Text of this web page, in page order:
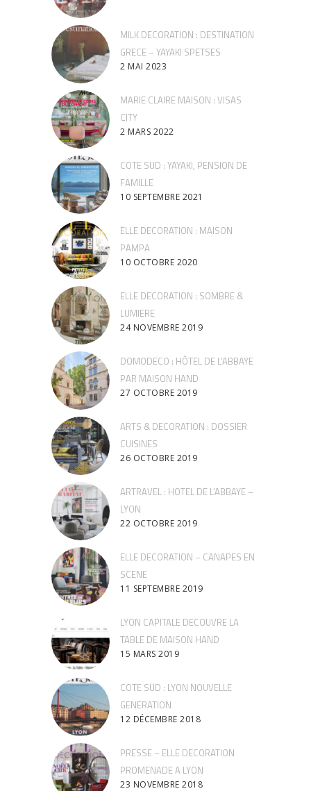
MILK DECORATION : DESTINATION
GRECE – YAYAKI SPETSES
2 MAI 2023
MARIE CLAIRE MAISON : VISAS
CITY
2 MARS 2022
COTE SUD : YAYAKI, PENSION DE
FAMILLE
10 SEPTEMBRE 2021
ELLE DECORATION : MAISON
PAMPA
10 OCTOBRE 2020
ELLE DECORATION : SOMBRE &
LUMIERE
24 NOVEMBRE 2019
DOMODECO : HÔTEL DE L’ABBAYE
PAR MAISON HAND
27 OCTOBRE 2019
ARTS & DECORATION : DOSSIER
CUISINES
26 OCTOBRE 2019
ARTRAVEL : HOTEL DE L’ABBAYE –
LYON
22 OCTOBRE 2019
ELLE DECORATION – CANAPES EN
SCENE
11 SEPTEMBRE 2019
LYON CAPITALE DECOUVRE LA
TABLE DE MAISON HAND
15 MARS 2019
COTE SUD : LYON NOUVELLE
GENERATION
12 DÉCEMBRE 2018
PRESSE – ELLE DECORATION
PROMENADE A LYON
23 NOVEMBRE 2018